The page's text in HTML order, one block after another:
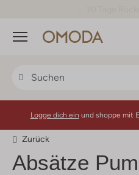
Menü
Logge dich ein und shoppe mit
Zurück
Absätze